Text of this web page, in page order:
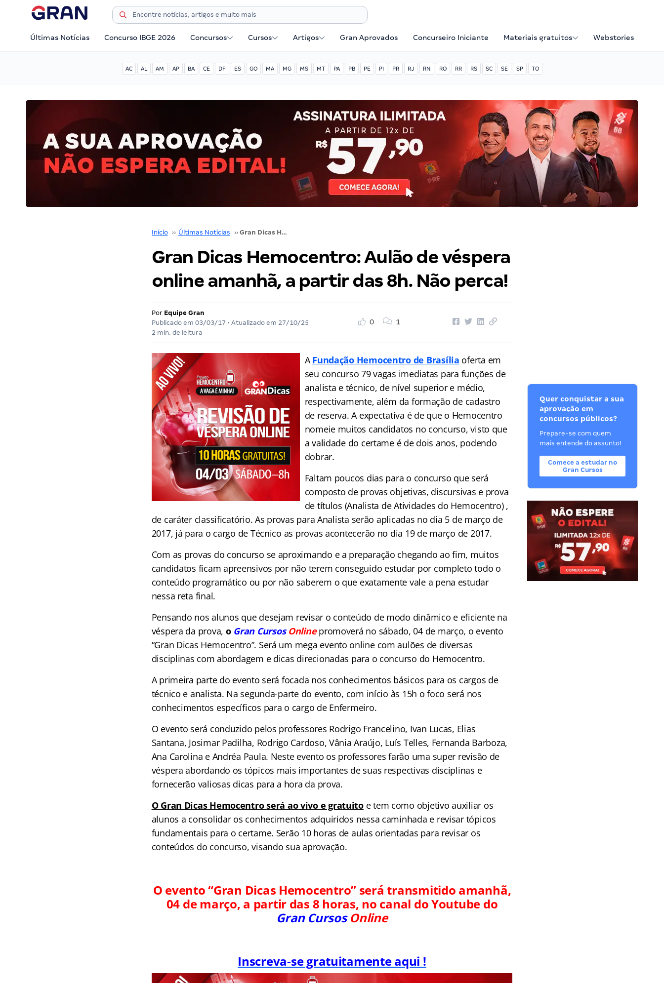
Últimas Notícias Concurso IBGE 2026 Concursos Cursos Artigos Gran Aprovados Concurseiro Iniciante Materiais gratuitos Webstories
AC AL AM AP BA CE DF ES GO MA MG MS MT PA PB PE PI PR RJ RN RO RR RS SC SE SP TO
Início ›› Últimas Notícias ›› Gran Dicas Hemocentro: Aulão de véspera online amanhã, a partir das 8h. Não perca!
Gran Dicas Hemocentro: Aulão de véspera
online amanhã, a partir das 8h. Não perca!
Por Equipe Gran
Publicado em 03/03/17 • Atualizado em 27/10/25
2 min. de leitura
0 1
AFundação Hemocentro de Brasília oferta em
seu concurso 79 vagas imediatas para funções de
analista e técnico, de nível superior e médio,
respectivamente, além da formação de cadastro
de reserva. A expectativa é de que o Hemocentro
nomeie muitos candidatos no concurso, visto que
a validade do certame é de dois anos, podendo
dobrar.
Faltam poucos dias para o concurso que será
composto de provas objetivas, discursivas e prova
de títulos (Analista de Atividades do Hemocentro) ,
de caráter classificatório. As provas para Analista serão aplicadas no dia 5 de março de
2017, já para o cargo de Técnico as provas acontecerão no dia 19 de março de 2017.
Com as provas do concurso se aproximando e a preparação chegando ao fim, muitos
candidatos ficam apreensivos por não terem conseguido estudar por completo todo o
conteúdo programático ou por não saberem o que exatamente vale a pena estudar
nessa reta final.
Pensando nos alunos que desejam revisar o conteúdo de modo dinâmico e eficiente na
véspera da prova, o Gran Cursos Online promoverá no sábado, 04 de março, o evento
“Gran Dicas Hemocentro”. Será um mega evento online com aulões de diversas
disciplinas com abordagem e dicas direcionadas para o concurso do Hemocentro.
A primeira parte do evento será focada nos conhecimentos básicos para os cargos de
técnico e analista. Na segunda-parte do evento, com início às 15h o foco será nos
conhecimentos específicos para o cargo de Enfermeiro.
O evento será conduzido pelos professores Rodrigo Francelino, Ivan Lucas, Elias
Santana, Josimar Padilha, Rodrigo Cardoso, Vânia Araújo, Luís Telles, Fernanda Barboza,
Ana Carolina e Andréa Paula. Neste evento os professores farão uma super revisão de
véspera abordando os tópicos mais importantes de suas respectivas disciplinas e
fornecerão valiosas dicas para a hora da prova.
O Gran Dicas Hemocentroserá ao vivo e gratuito e tem como objetivo auxiliar os
alunos a consolidar os conhecimentos adquiridos nessa caminhada e revisar tópicos
fundamentais para o certame. Serão 10 horas de aulas orientadas para revisar os
conteúdos do concurso, visando sua aprovação.
O evento “Gran Dicas Hemocentro” será transmitido amanhã,
04 de março, a partir das 8 horas, no canal do Youtube do
Gran CursosOnline
Inscreva-se gratuitamente aqui !
Quer conquistar a sua
aprovação em
concursos públicos?
Prepare-se com quem
mais entende do assunto!
Comece a estudar no
Gran Cursos